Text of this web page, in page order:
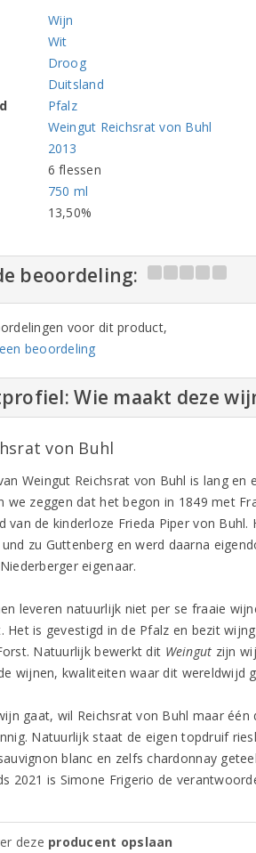
Wijn
Wit
Droog
Duitsland
Pfalz
Weingut Reichsrat von Buhl
2013
6 flessen
750 ml
13,50%
beoordeling:
voor dit product,
beoordeling
Wie maakt deze
von Buhl
Weingut Reichsrat von Buhl is lang en
we zeggen dat het begon in 1849 met
van de kinderloze Frieda Piper von
zu Guttenberg en werd daarna
eigenaar.
leveren natuurlijk niet per se fraaie
Het is gevestigd in de Pfalz en bezit
Natuurlijk bewerkt dit Weingut zijn
wijnen, kwaliteiten waar dit wereldwijd
gaat, wil Reichsrat von Buhl maar
Natuurlijk staat de eigen topdruif
blanc en zelfs chardonnay
2021 is Simone Frigerio de
deze producent opslaan